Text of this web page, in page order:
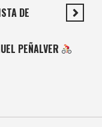
DE
PEÑALVER